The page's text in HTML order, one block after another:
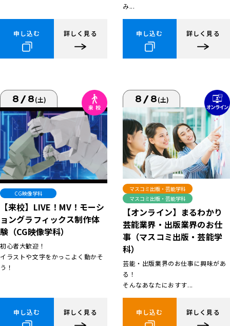
申し込む 詳しく見る
み...
申し込む 詳しく見る
8/8(土)
CG映像学科
【来校】LIVE！MV！モーシ
ョングラフィックス制作体
験（CG映像学科）
初心者大歓迎！
イラストや文字をかっこよく動かそ
う！
申し込む 詳しく見る
8/8(土)
マスコミ出版・芸能学科
マスコミ出版・芸能学科
【オンライン】まるわかり
芸能業界・出版業界のお仕
事（マスコミ出版・芸能学
科）
芸能・出版業界のお仕事に興味があ
る！
そんなあなたにおすす...
申し込む 詳しく見る